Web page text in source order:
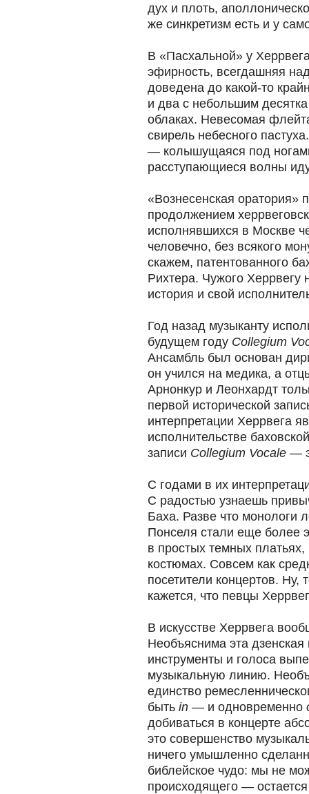
дух и плоть,
же синкретизм есть и у
В «Пасхальной» у
эфирность, всегдашняя
доведена до какой-то
и два с небольшим
облаках. Невесомая
свирель небесного
— колышущаяся под
расступающиеся волны
«Вознесенская оратория»
продолжением
исполнявшихся в Москве
человечно, без всякого
скажем, патентованного
Рихтера. Чужого Херрвегу
история и свой
Год назад музыканту
будущем году Collegium
Ансамбль был основан
он учился на медика, а
Арнонкур и Леонхардт
первой исторической
интерпретации Херрвега
исполнительстве
записи Collegium Vocale —
С годами в их
С радостью узнаешь
Баха. Разве что монологи
Понселя стали еще более
в простых темных
костюмах. Совсем как
посетители концертов. Ну,
кажется, что певцы
В искусстве Херрвега
Необъяснима эта дзенская
инструменты и голоса
музыкальную линию.
единство
быть in — и одновременно
добиваться в концерте
это совершенство
ничего умышленно
библейское чудо: мы не
происходящего —